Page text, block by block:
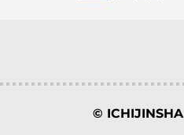
© ICHIJINSHA